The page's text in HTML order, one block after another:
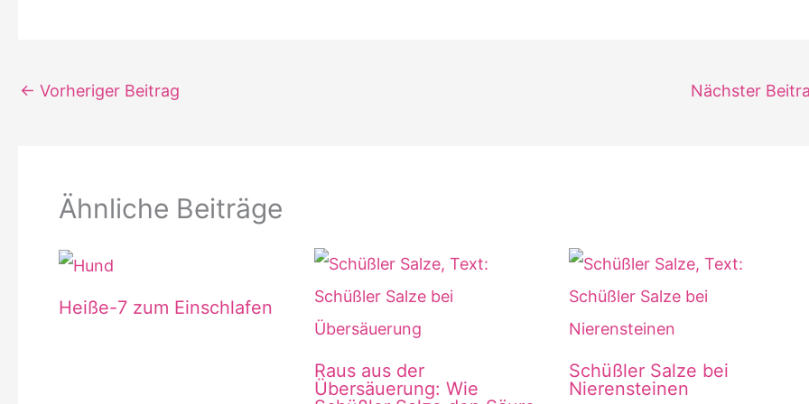
← Vorheriger Beitrag Nächster
Ähnliche Beiträge
Heiße-7 zum Einschlafen
Raus aus der
Übersäuerung: Wie
Schüßler Salze bei
Nierensteinen